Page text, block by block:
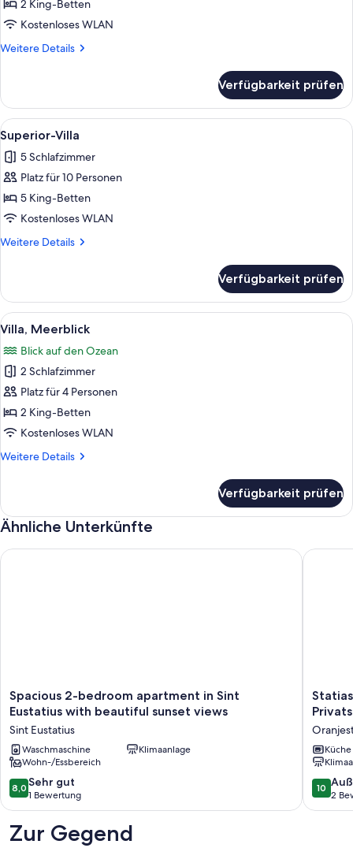
2 King-Betten
Kostenloses WLAN
Weitere Details
Weitere
Suite
Verfügbarkeit prüfen
Alle
Fotos
für
Superior-
Villa
anzeigen
9
Superior-Villa
5 Schlafzimmer
Platz für 10 Personen
5 King-Betten
Kostenloses WLAN
Weitere Details
Weitere
Villa
Verfügbarkeit prüfen
Alle
Fotos
für
Villa,
Meerblick
anzeigen
7
Villa, Meerblick
Blick auf den Ozean
2 Schlafzimmer
Platz für 4 Personen
2 King-Betten
Kostenloses WLAN
Weitere Details
Weitere
Meerblick
Verfügbarkeit prüfen
Ähnliche Unterkünfte
Spacious
2-
apartment
in
Sint
Eustatius
with
beautiful
views
Spacious 2-bedroom apartment in Sint
Eustatius with beautiful sunset views
Sint Eustatius
Waschmaschine
Klimaanlage
Wohn-/Essbereich
8.0
von
10,
Sehr
gut,
8,0 Sehr gut
1 Bewertung
Spacious 2-bedroom apartment in Sint Eustatius with
Statias
beste
Natur
und
Küche
10.0
von
10,
10
2
Statias
Zur Gegend